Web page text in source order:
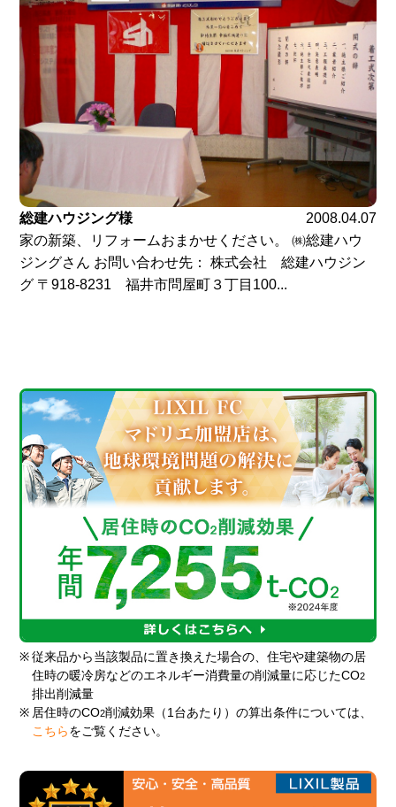
総建ハウジング様
2008.04.07
家の新築、リフォームおまかせください。 ㈱総建ハウ
ジングさん お問い合わせ先： 株式会社 総建ハウジン
グ 〒918-8231 福井市問屋町３丁目100...
※ 従来品から当該製品に置き換えた場合の、住宅や建築物の居
住時の暖冷房などのエネルギー消費量の削減量に応じたCO2
排出削減量
※ 居住時のCO2削減効果（1台あたり）の算出条件については、
こちら をご覧ください。